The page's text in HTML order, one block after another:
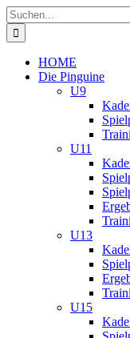
Zum
Inhalt
springen
Suche
nach:
HOME
Die Pinguine
U9
U11
U13
U15